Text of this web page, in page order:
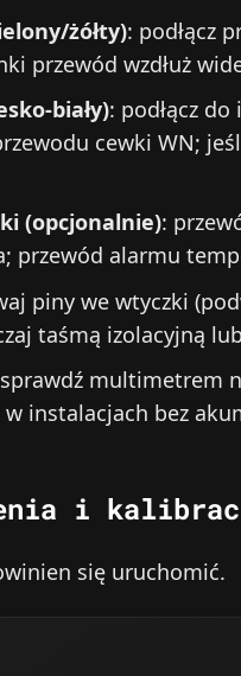
żółty): podłącz
przewód wzdłuż
biały): podłącz
cewki WN;
(opcjonalnie):
przewód alarmu
piny we wtyczki
taśmą izolacyjną
multimetrem
w instalacjach bez
i
się uruchomić.